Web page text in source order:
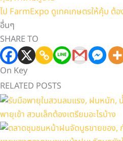
ไป FarmExpo ดูเทคเกษตรให้คุ้ม ต้อ
อื่นๆ
SHARE TO
On Key
RELATED POSTS
พายุเข้า สวนเล็กต้องเตรียมอะไรบ้าง